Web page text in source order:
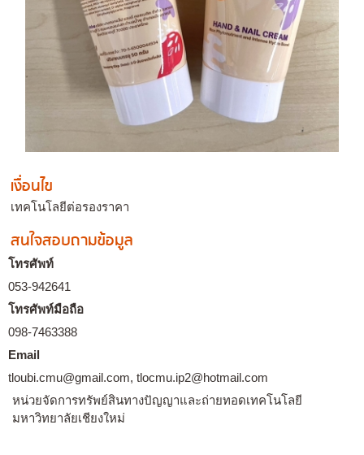
เงื่อนไข
เทคโนโลยีต่อรองราคา
สนใจสอบถามข้อมูล
โทรศัพท์
053-942641
โทรศัพท์มือถือ
098-7463388
Email
tloubi.cmu@gmail.com, tlocmu.ip2@hotmail.com
หน่วยจัดการทรัพย์สินทางปัญญาและถ่ายทอดเทคโนโลยี
มหาวิทยาลัยเชียงใหม่